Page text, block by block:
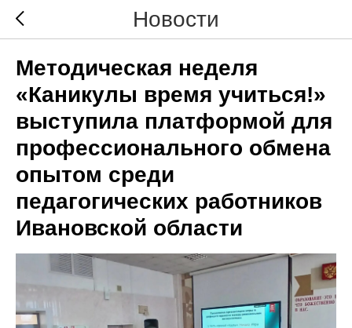
Новости
Методическая неделя
«Каникулы время учиться!»
выступила платформой для
профессионального обмена
опытом среди
педагогических работников
Ивановской области